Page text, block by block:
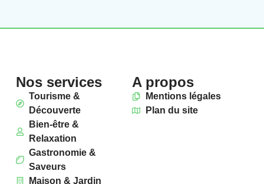
Nos services
Tourisme &
Découverte
Bien-être &
Relaxation
Gastronomie &
Saveurs
Maison & Jardin
A propos
Mentions légales
Plan du site